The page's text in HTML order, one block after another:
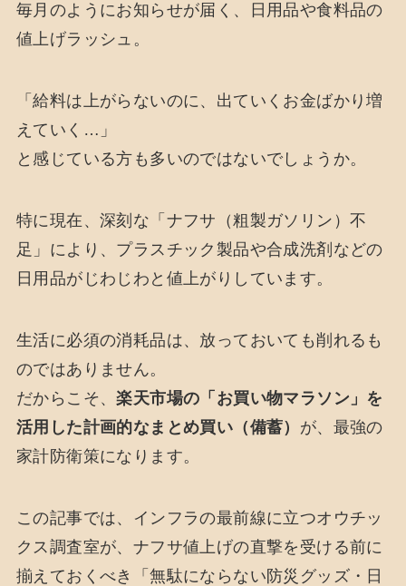
毎月のようにお知らせが届く、日用品や食料品の
値上げラッシュ。
「給料は上がらないのに、出ていくお金ばかり増
えていく…」
と感じている方も多いのではないでしょうか。
特に現在、深刻な「ナフサ（粗製ガソリン）不
足」により、プラスチック製品や合成洗剤などの
日用品がじわじわと値上がりしています。
生活に必須の消耗品は、放っておいても削れるも
のではありません。
だからこそ、楽天市場の「お買い物マラソン」を
活用した計画的なまとめ買い（備蓄） が、最強の
家計防衛策になります。
この記事では、インフラの最前線に立つオウチッ
クス調査室が、ナフサ値上げの直撃を受ける前に
揃えておくべき「無駄にならない防災グッズ・日